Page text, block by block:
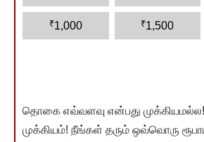
₹1,000 ₹1,500
தொகை எவ்வளவு என்பது
முக்கியம்! நீங்கள் தரும் ஒவ்வொரு